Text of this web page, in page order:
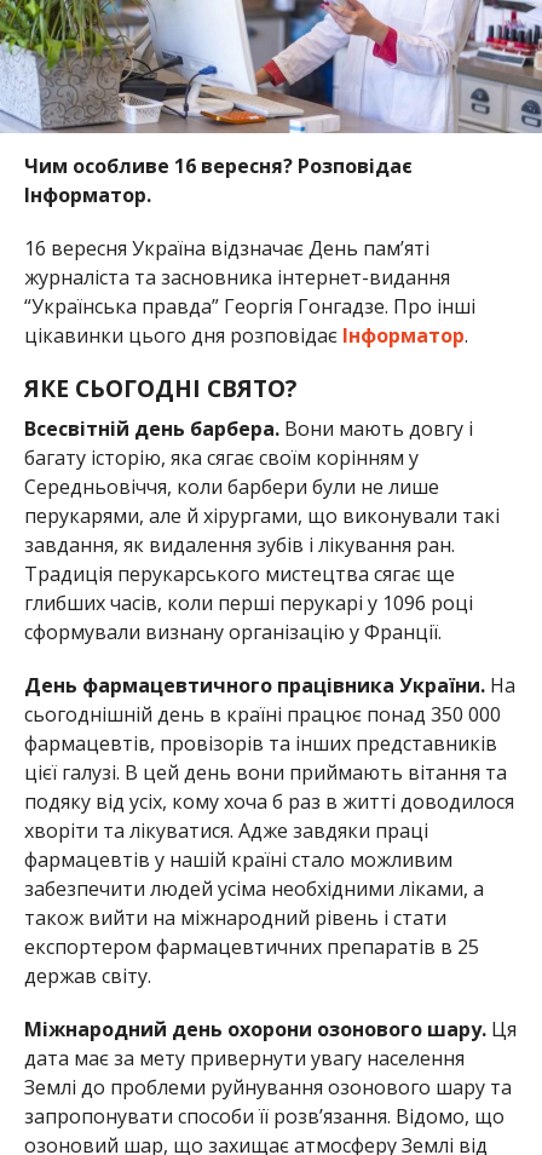
Чим особливе 16 вересня? Розповідає
Інформатор.
16 вересня Україна відзначає День пам’яті
журналіста та засновника інтернет-видання
“Українська правда” Георгія Гонгадзе. Про інші
цікавинки цього дня розповідає Інформатор.
ЯКЕ СЬОГОДНІ СВЯТО?
Всесвітній день барбера.Вони мають довгу і
багату історію, яка сягає своїм корінням у
Середньовіччя, коли барбери були не лише
перукарями, але й хірургами, що виконували такі
завдання, як видалення зубів і лікування ран.
Традиція перукарського мистецтва сягає ще
глибших часів, коли перші перукарі у 1096 році
сформували визнану організацію у Франції.
День фармацевтичного працівника України. На
сьогоднішній день в країні працює понад 350 000
фармацевтів, провізорів та інших представників
цієї галузі. В цей день вони приймають вітання та
подяку від усіх, кому хоча б раз в житті доводилося
хворіти та лікуватися. Адже завдяки праці
фармацевтів у нашій країні стало можливим
забезпечити людей усіма необхідними ліками, а
також вийти на міжнародний рівень і стати
експортером фармацевтичних препаратів в 25
держав світу.
Міжнародний день охорони озонового шару. Ця
дата має за мету привернути увагу населення
Землі до проблеми руйнування озонового шару та
запропонувати способи її розв’язання. Відомо, що
озоновий шар, що захищає атмосферу Землі від